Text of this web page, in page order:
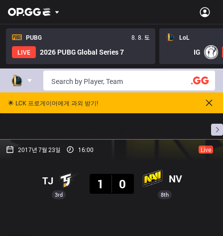
PUBG
8. 8. 토
LIVE
2026 PUBG Global Series 7
LoL
IG
🌟 LCK 프로게이머에게 과외 받기!
프로빌
2017년 7월 23일 16:00 Live
3rd
TJ
1
0 NV
8th